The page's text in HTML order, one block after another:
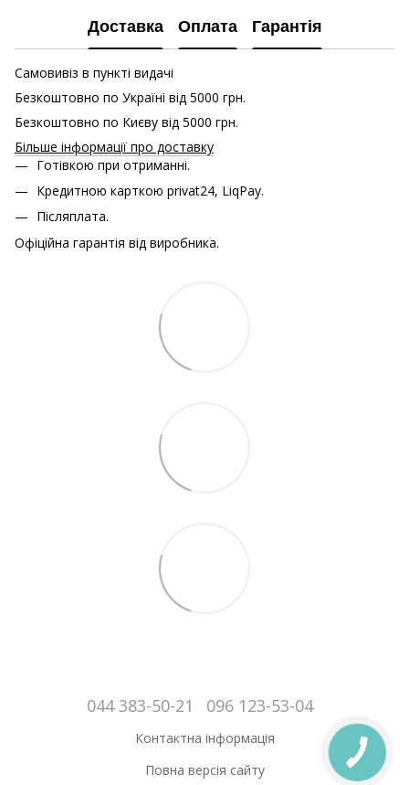
Доставка Оплата Гарантія
Самовивіз в пункті видачі
Безкоштовно по Україні від 5000 грн.
Безкоштовно по Києву від 5000 грн.
Більше інформації про доставку
Готівкою при отриманні.
Кредитною карткою privat24, LiqPay.
Післяплата.
Офіційна гарантія від виробника.
044 383-50-21 096 123-53-04
Контактна інформація
Повна версія сайту